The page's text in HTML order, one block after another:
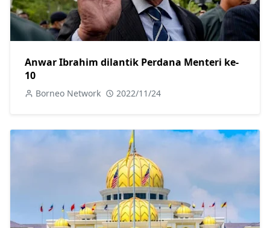
Anwar Ibrahim dilantik Perdana Menteri ke-
10
Borneo Network 2022/11/24